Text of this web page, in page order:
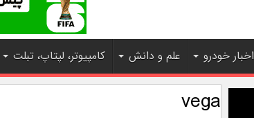
اخبار خودرو علم و دانش کامپیوتر، لپتاپ، تبلت
vega